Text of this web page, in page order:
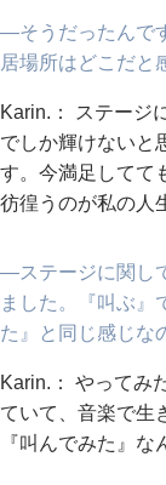
―そうだったんで
居場所はどこだと
Karin.： ステージ
でしか輝けないと
す。今満足してて
彷徨うのが私の人
―ステージに関し
ました。『叫ぶ』
た』と同じ感じな
Karin.： やってみ
ていて、音楽で生
『叫んでみた』な